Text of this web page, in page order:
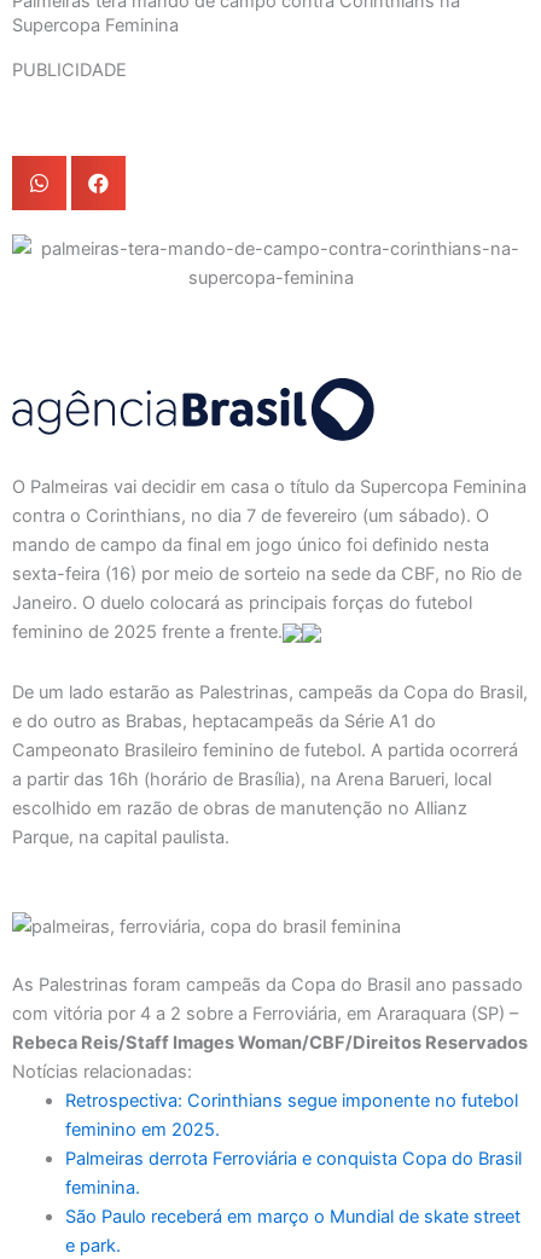
Supercopa Feminina
PUBLICIDADE
O Palmeiras vai decidir em casa o título da Supercopa Feminina
contra o Corinthians, no dia 7 de fevereiro (um sábado). O
mando de campo da final em jogo único foi definido nesta
sexta-feira (16) por meio de sorteio na sede da CBF, no Rio de
Janeiro. O duelo colocará as principais forças do futebol
feminino de 2025 frente a frente.
De um lado estarão as Palestrinas, campeãs da Copa do Brasil,
e do outro as Brabas, heptacampeãs da Série A1 do
Campeonato Brasileiro feminino de futebol. A partida ocorrerá
a partir das 16h (horário de Brasília), na Arena Barueri, local
escolhido em razão de obras de manutenção no Allianz
Parque, na capital paulista.
As Palestrinas foram campeãs da Copa do Brasil ano passado
com vitória por 4 a 2 sobre a Ferroviária, em Araraquara (SP) –
Rebeca Reis/Staff Images Woman/CBF/Direitos Reservados
Notícias relacionadas:
Retrospectiva: Corinthians segue imponente no futebol
feminino em 2025.
Palmeiras derrota Ferroviária e conquista Copa do Brasil
feminina.
São Paulo receberá em março o Mundial de skate street
e park.